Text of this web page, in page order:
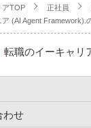
アTOP
正社員
(AI Agent Framework).
転職のイーキャリ
わせ